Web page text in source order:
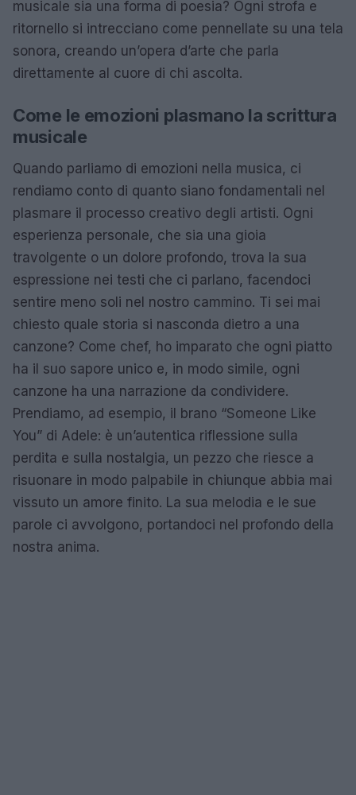
musicale sia una forma di poesia? Ogni strofa e
ritornello si intrecciano come pennellate su una tela
sonora, creando un’opera d’arte che parla
direttamente al cuore di chi ascolta.
Come le emozioni plasmano la scrittura
musicale
Quando parliamo di emozioni nella musica, ci
rendiamo conto di quanto siano fondamentali nel
plasmare il processo creativo degli artisti. Ogni
esperienza personale, che sia una gioia
travolgente o un dolore profondo, trova la sua
espressione nei testi che ci parlano, facendoci
sentire meno soli nel nostro cammino. Ti sei mai
chiesto quale storia si nasconda dietro a una
canzone? Come chef, ho imparato che ogni piatto
ha il suo sapore unico e, in modo simile, ogni
canzone ha una narrazione da condividere.
Prendiamo, ad esempio, il brano “Someone Like
You” di Adele: è un’autentica riflessione sulla
perdita e sulla nostalgia, un pezzo che riesce a
risuonare in modo palpabile in chiunque abbia mai
vissuto un amore finito. La sua melodia e le sue
parole ci avvolgono, portandoci nel profondo della
nostra anima.